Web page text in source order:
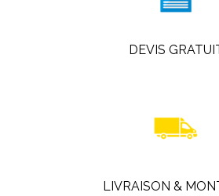
DEVIS
LIVRAISON &